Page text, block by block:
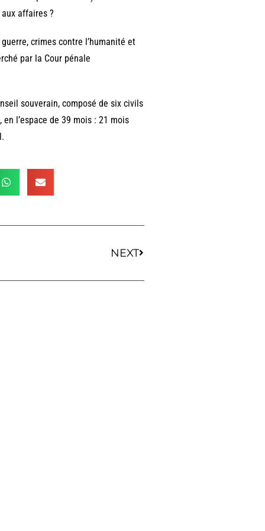
affaires ?
crimes contre l’humanité et
par la Cour pénale
souverain, composé de six civils
l’espace de 39 mois : 21 mois
NEXT